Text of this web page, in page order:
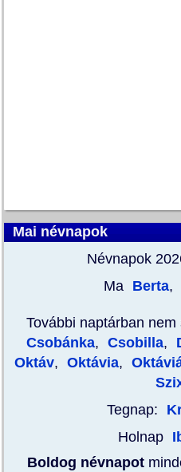
Mai névnapok
Névnapok
Ma
Berta,
További naptárban
Csobánka, Csobilla,
Oktáv, Oktávia,
Tegnap:
Holnap
Boldog névnapot